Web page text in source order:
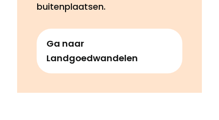
buitenplaatsen.
Ga naar
Landgoedwandelen